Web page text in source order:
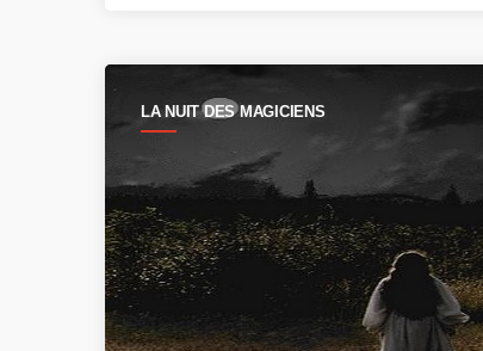
LA NUIT DES MAGICIENS